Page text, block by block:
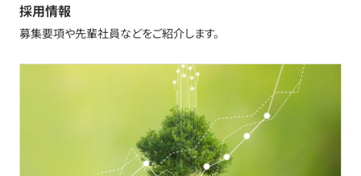
採用情報
募集要項や先輩社員などをご紹介します。